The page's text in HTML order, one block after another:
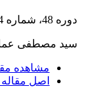
دوره 48، شماره 4، 1396، صفحه
سید مصطفی
مشاهده
اصل مقاله